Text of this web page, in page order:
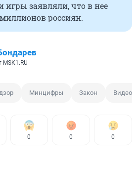
игры заявляли, что в нее
россиян.
MSK1.RU
Минцифры Закон
0 0 0